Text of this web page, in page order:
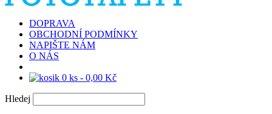
DOPRAVA
OBCHODNÍ PODMÍNKY
NAPIŠTE NÁM
O NÁS
0 ks - 0,00 Kč
Hledej